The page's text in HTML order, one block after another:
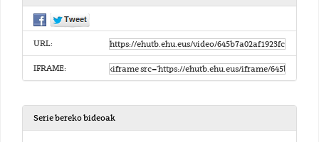
URL:
IFRAME:
Serie bereko bideoak